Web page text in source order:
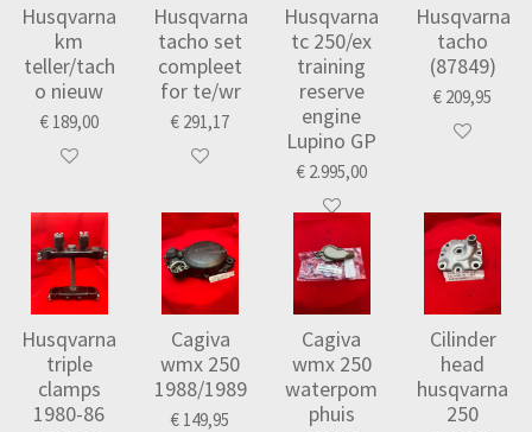
Husqvarna
km
teller/tach
o nieuw
€ 189,00
Husqvarna
tacho set
compleet
for te/wr
€ 291,17
Husqvarna
tc 250/ex
training
reserve
engine
Lupino GP
€ 2.995,00
Husqvarna
tacho
(87849)
€ 209,95
Husqvarna
triple
clamps
1980-86
Cagiva
wmx 250
1988/1989
€ 149,95
Cagiva
wmx 250
waterpom
phuis
Cilinder
head
husqvarna
250